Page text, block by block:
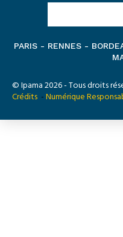
PARIS - RENNES -
© Ipama 2026 - Tous droits
Crédits - Numérique